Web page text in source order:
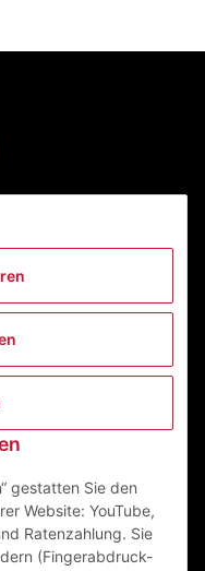
gestatten Sie den
Website: YouTube,
Ratenzahlung. Sie
(Fingerabdruck-